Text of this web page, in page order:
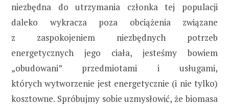
niezbędna do utrzymania członka tej populacji
daleko wykracza poza obciążenia związane
z zaspokojeniem niezbędnych potrzeb
energetycznych jego ciała, jesteśmy bowiem
„obudowani” przedmiotami i usługami,
których wytworzenie jest energetycznie (i nie tylko)
kosztowne. Spróbujmy sobie uzmysłowić, że biomasa